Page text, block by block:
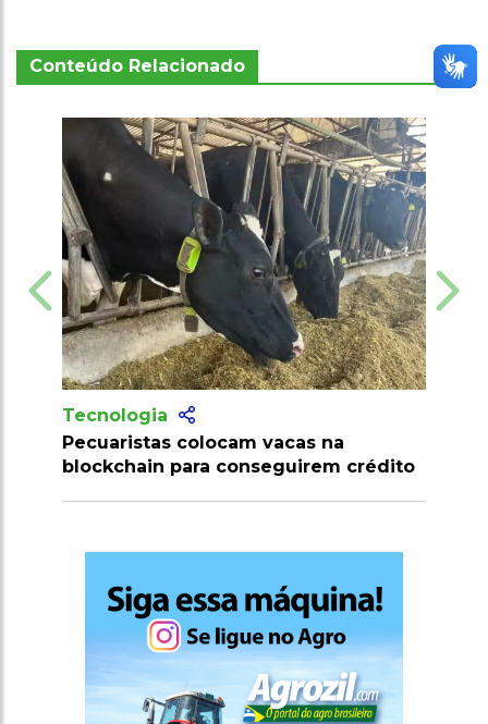
Conteúdo Relacionado
colocam vacas na
para conseguirem crédito
Produtores recebem
milhões de doses de